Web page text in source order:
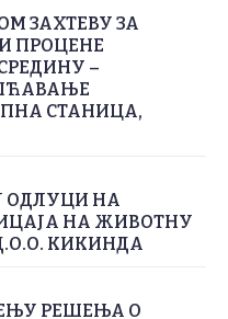
ЗАХТЕВУ ЗА
ПРОЦЕНЕ
–
СТАНИЦА,
ОДЛУЦИ НА
НА ЖИВОТНУ
КИКИНДА
РЕШЕЊА О